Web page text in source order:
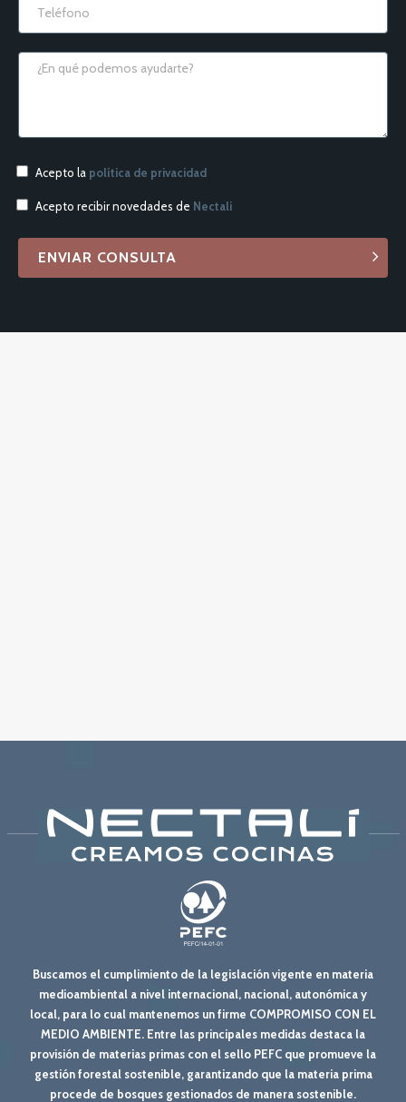
Acepto la política de privacidad
Acepto recibir novedades de Nectali
Buscamos el cumplimiento de la legislación vigente en materia
medioambiental a nivel internacional, nacional, autonómica y
local, para lo cual mantenemos un firme COMPROMISO CON EL
MEDIO AMBIENTE. Entre las principales medidas destaca la
provisión de materias primas con el sello PEFC que promueve la
gestión forestal sostenible, garantizando que la materia prima
procede de bosques gestionados de manera sostenible.